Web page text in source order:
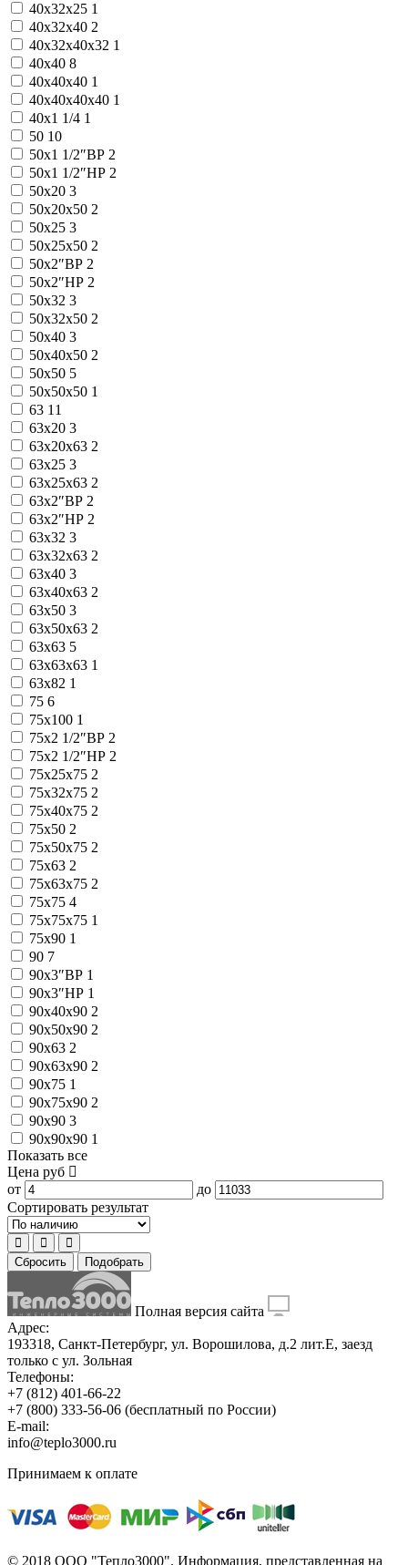
40x32x25 1
40x32x40 2
40x32x40x32 1
40x40 8
40x40x40 1
40x40x40x40 1
40х1 1/4 1
50 10
50x1 1/2″ВР 2
50x1 1/2″НР 2
50x20 3
50x20x50 2
50x25 3
50x25x50 2
50x2″ВР 2
50x2″НР 2
50x32 3
50x32x50 2
50x40 3
50x40x50 2
50x50 5
50x50x50 1
63 11
63x20 3
63x20x63 2
63x25 3
63x25x63 2
63x2″ВР 2
63x2″НР 2
63x32 3
63x32x63 2
63x40 3
63x40x63 2
63x50 3
63x50x63 2
63x63 5
63x63x63 1
63x82 1
75 6
75x100 1
75x2 1/2″ВР 2
75x2 1/2″НР 2
75x25x75 2
75x32x75 2
75x40x75 2
75x50 2
75x50x75 2
75x63 2
75x63x75 2
75x75 4
75x75x75 1
75х90 1
90 7
90x3″ВР 1
90x3″НР 1
90x40x90 2
90x50x90 2
90x63 2
90x63x90 2
90x75 1
90x75x90 2
90x90 3
90x90x90 1
Показать все
Цена руб
от
до
Сортировать результат
Сбросить Подобрать
Полная версия сайта
Адрес:
193318, Санкт-Петербург, ул. Ворошилова, д.2 лит.Е, заезд
только с ул. Зольная
Телефоны:
+7 (812) 401-66-22
+7 (800) 333-56-06 (бесплатный по России)
E-mail:
info@teplo3000.ru
Принимаем к оплате
© 2018 ООО "Тепло3000". Информация, представленная на